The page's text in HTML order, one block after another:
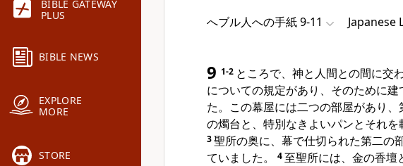
BIBLE GATEWAY
PLUS
BIBLE NEWS
EXPLORE
MORE
STORE
へブル人への手紙 9-11 Japanese
9 1-2 ところで、神と人間との間に交
についての規定があり、そのために
た。この幕屋には二つの部屋があり
の燭台と、特別なきよいパンとそれを
3聖所の奥に、幕で仕切られた第二の
ていました。
4至聖所には、金の香壇